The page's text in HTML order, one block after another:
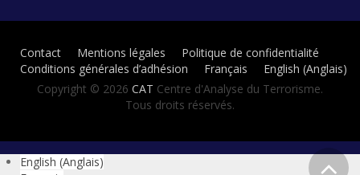
e
Contact Mentions légales
Politique de confidentialité
Conditions générales d’adhésion
Français English (Anglais)
Copyright © 2026 CAT Centre d'Analyse du Terrorisme.
Tous droits réservés.
English (Anglais)